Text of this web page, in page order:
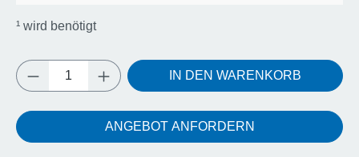
¹ wird benötigt
Produkt Anzahl: Gib den gewünschten
IN DEN WARENKORB
ANGEBOT ANFORDERN